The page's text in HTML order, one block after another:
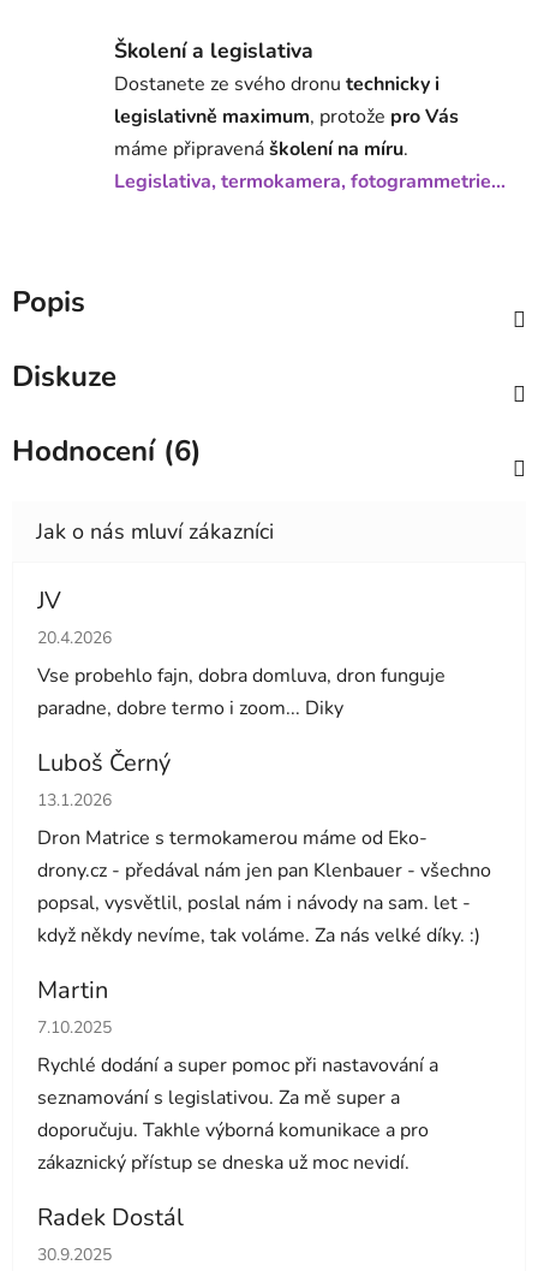
Školení a legislativa
Dostanete ze svého dronu technicky i
legislativně maximum, protože pro Vás
máme připravenáškolení na míru.
Legislativa, termokamera, fotogrammetrie...
Popis
Diskuze
Hodnocení (6)
JV
Hodnocení obchodu je 5 z 5 hvězdiček.
20.4.2026
Vse probehlo fajn, dobra domluva, dron funguje
paradne, dobre termo i zoom... Diky
Luboš Černý
Hodnocení obchodu je 5 z 5 hvězdiček.
13.1.2026
Dron Matrice s termokamerou máme od Eko-
drony.cz - předával nám jen pan Klenbauer - všechno
popsal, vysvětlil, poslal nám i návody na sam. let -
když někdy nevíme, tak voláme. Za nás velké díky. :)
Martin
Hodnocení obchodu je 5 z 5 hvězdiček.
7.10.2025
Rychlé dodání a super pomoc při nastavování a
seznamování s legislativou. Za mě super a
doporučuju. Takhle výborná komunikace a pro
zákaznický přístup se dneska už moc nevidí.
Radek Dostál
Hodnocení obchodu je 5 z 5 hvězdiček.
30.9.2025